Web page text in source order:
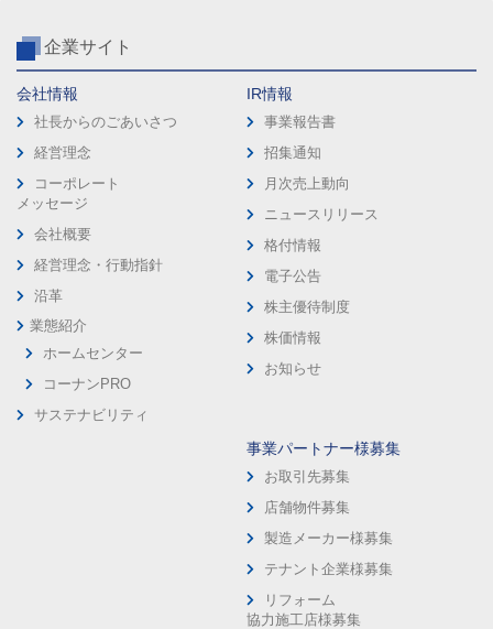
企業サイト
会社情報
社長からのごあいさつ
経営理念
コーポレート
メッセージ
会社概要
経営理念・行動指針
沿革
業態紹介
ホームセンター
コーナンPRO
サステナビリティ
IR情報
事業報告書
招集通知
月次売上動向
ニュースリリース
格付情報
電子公告
株主優待制度
株価情報
お知らせ
事業パートナー様募集
お取引先募集
店舗物件募集
製造メーカー様募集
テナント企業様募集
リフォーム
協力施工店様募集